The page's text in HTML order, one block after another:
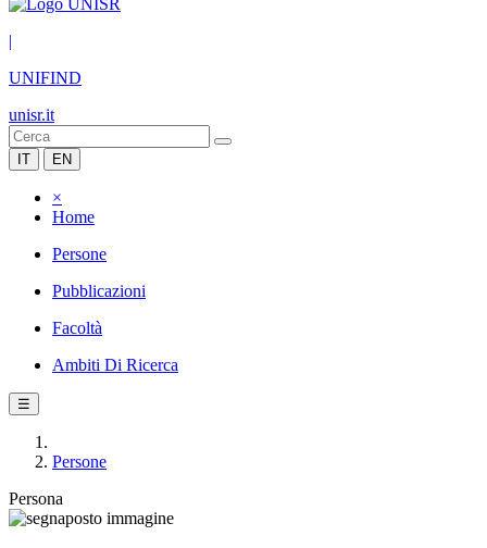
|
UNIFIND
unisr.it
IT EN
×
Home
Persone
Pubblicazioni
Facoltà
Ambiti Di Ricerca
☰
Persone
Persona